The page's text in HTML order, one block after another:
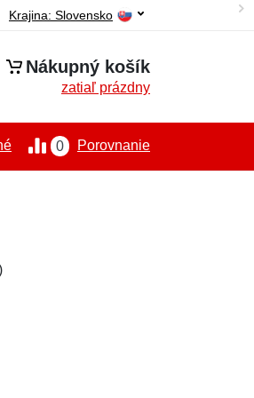
Krajina: Slovensko
Nákupný košík
zatiaľ prázdny
0 Porovnanie